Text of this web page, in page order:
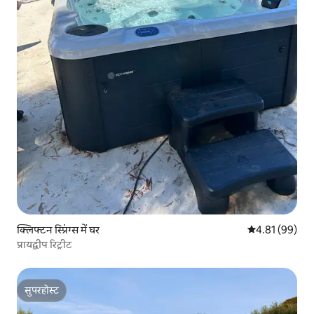
क्लिफ्टन स्प्रिंग्स में घर औसत रेटिंग 5 में
4.81 (99)
प्रायद्वीप रिट्रीट
सुपरहोस्ट
सुपरहोस्ट